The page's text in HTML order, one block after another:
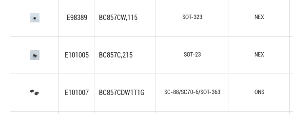
E98389 BC857CW,115 SOT-323 NEX
E101005 BC857C,215 SOT-23 NEX
E101007 BC857CDW1T1G SC-88/SC70-6/SOT-363 ONS